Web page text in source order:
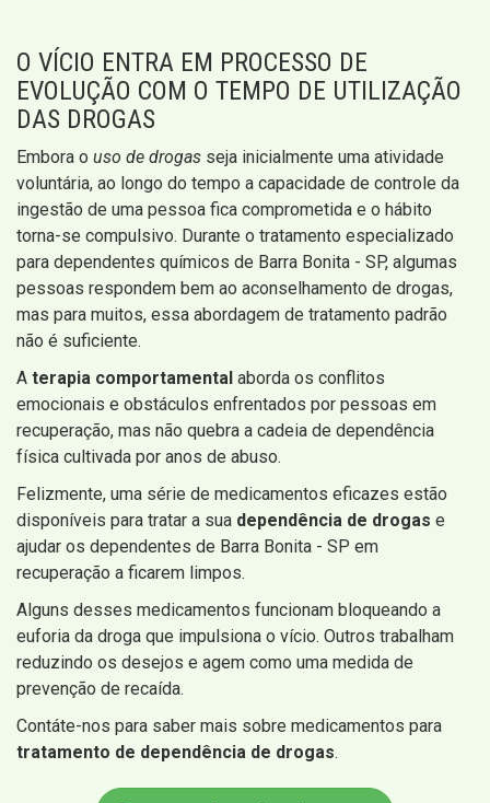
O VÍCIO ENTRA EM PROCESSO DE
EVOLUÇÃO COM O TEMPO DE UTILIZAÇÃO
DAS DROGAS
Embora o uso de drogas seja inicialmente uma atividade
voluntária, ao longo do tempo a capacidade de controle da
ingestão de uma pessoa fica comprometida e o hábito
torna-se compulsivo. Durante o tratamento especializado
para dependentes químicos de Barra Bonita - SP, algumas
pessoas respondem bem ao aconselhamento de drogas,
mas para muitos, essa abordagem de tratamento padrão
não é suficiente.
A terapia comportamental aborda os conflitos
emocionais e obstáculos enfrentados por pessoas em
recuperação, mas não quebra a cadeia de dependência
física cultivada por anos de abuso.
Felizmente, uma série de medicamentos eficazes estão
disponíveis para tratar a sua dependência de drogas e
ajudar os dependentes de Barra Bonita - SP em
recuperação a ficarem limpos.
Alguns desses medicamentos funcionam bloqueando a
euforia da droga que impulsiona o vício. Outros trabalham
reduzindo os desejos e agem como uma medida de
prevenção de recaída.
Contáte-nos para saber mais sobre medicamentos para
tratamento de dependência de drogas.